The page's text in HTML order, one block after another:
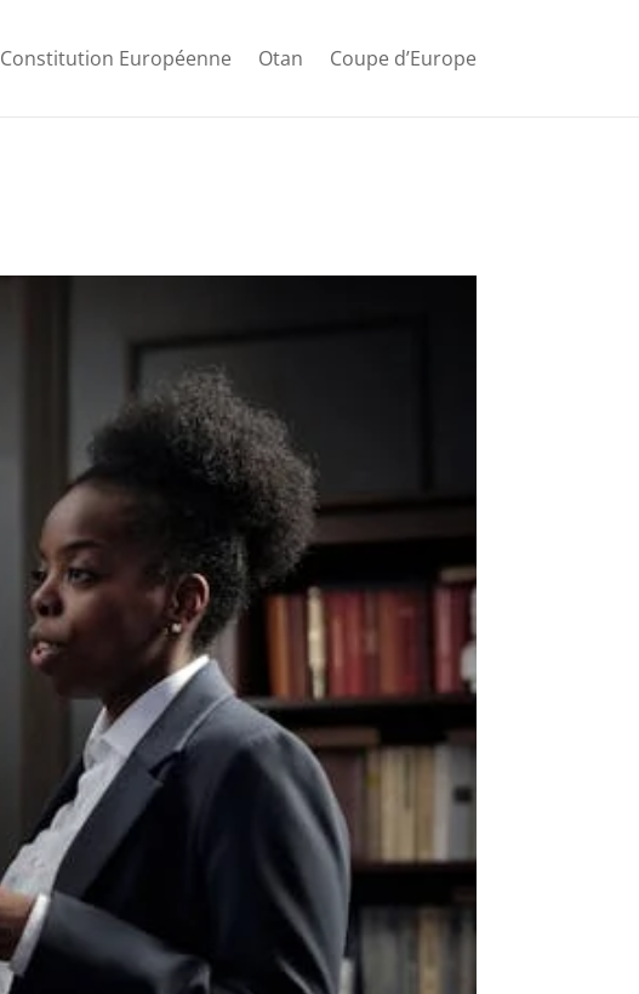
Constitution Européenne Otan Coupe d’Europe